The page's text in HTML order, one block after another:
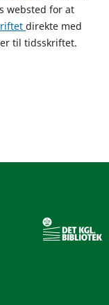
websted for at
direkte med
til tidsskriftet.